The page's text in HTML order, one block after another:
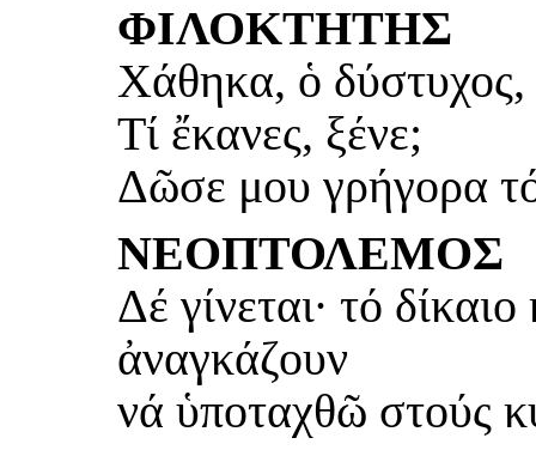
ΦΙΛΟΚΤΗΤΗΣ
Χάθηκα, ὁ
Τί ἔκανες, ξένε;
Δῶσε μου γρήγορα
ΝΕΟΠΤΟΛΕΜΟΣ
Δέ γίνεται· τό
ἀναγκάζουν
νά ὑποταχθῶ στούς